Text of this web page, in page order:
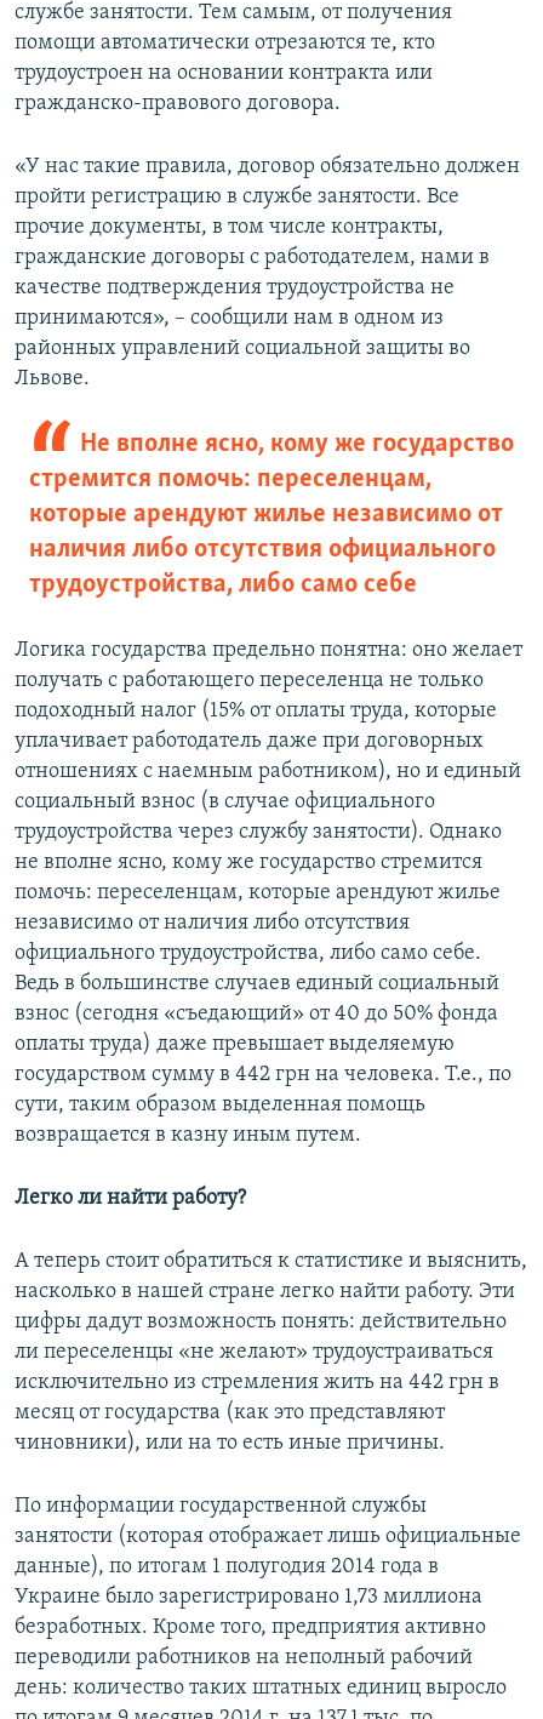
службе занятости. Тем самым, от получения
помощи автоматически отрезаются те, кто
трудоустроен на основании контракта или
гражданско-правового договора.
«У нас такие правила, договор обязательно должен
пройти регистрацию в службе занятости. Все
прочие документы, в том числе контракты,
гражданские договоры с работодателем, нами в
качестве подтверждения трудоустройства не
принимаются», – сообщили нам в одном из
районных управлений социальной защиты во
Львове.
Не вполне ясно, кому же государство
стремится помочь: переселенцам,
которые арендуют жилье независимо от
наличия либо отсутствия официального
трудоустройства, либо само себе
Логика государства предельно понятна: оно желает
получать с работающего переселенца не только
подоходный налог (15% от оплаты труда, которые
уплачивает работодатель даже при договорных
отношениях с наемным работником), но и единый
социальный взнос (в случае официального
трудоустройства через службу занятости). Однако
не вполне ясно, кому же государство стремится
помочь: переселенцам, которые арендуют жилье
независимо от наличия либо отсутствия
официального трудоустройства, либо само себе.
Ведь в большинстве случаев единый социальный
взнос (сегодня «съедающий» от 40 до 50% фонда
оплаты труда) даже превышает выделяемую
государством сумму в 442 грн на человека. Т.е., по
сути, таким образом выделенная помощь
возвращается в казну иным путем.
Легко ли найти работу?
А теперь стоит обратиться к статистике и выяснить,
насколько в нашей стране легко найти работу. Эти
цифры дадут возможность понять: действительно
ли переселенцы «не желают» трудоустраиваться
исключительно из стремления жить на 442 грн в
месяц от государства (как это представляют
чиновники), или на то есть иные причины.
По информации государственной службы
занятости (которая отображает лишь официальные
данные), по итогам 1 полугодия 2014 года в
Украине было зарегистрировано 1,73 миллиона
безработных. Кроме того, предприятия активно
переводили работников на неполный рабочий
день: количество таких штатных единиц выросло